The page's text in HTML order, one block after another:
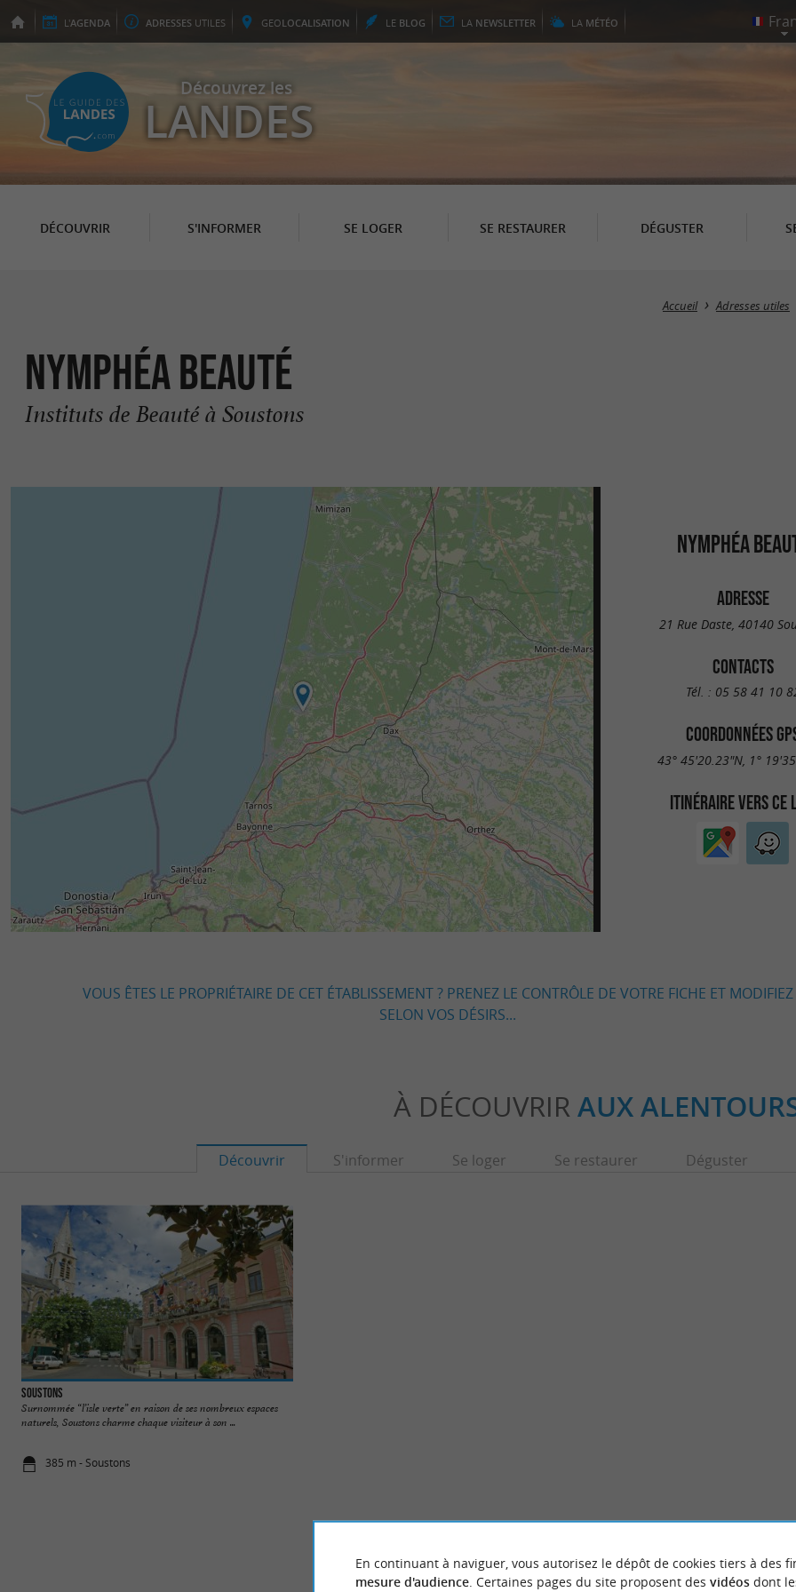
L'AGENDA ADRESSES UTILES GEOLOCALISATION LE BLOG LA NEWSLETTER LA MÉTÉO
Découvrez les
LANDES
DÉCOUVRIR S'INFORMER SE LOGER SE RESTAURER DÉGUSTER
Accueil Adresses utiles
Nymphéa Beauté
Instituts de Beauté à Soustons
NYMPHÉA
ADRESSE
21 Rue Daste, 40140
CONTACTS
Tél. : 05 58 41 10
COORDONNÉES
43° 45'20.23"N, 1°
ITINÉRAIRE VERS CE
VOUS ÊTES LE PROPRIÉTAIRE DE CET ÉTABLISSEMENT ? PRENEZ LE CONTRÔLE DE VOTRE FICHE ET
SELON VOS DÉSIRS...
À DÉCOUVRIR AUX
Découvrir S'informer Se loger Se restaurer Déguster
Soustons
Surnommée “l’isle verte” en raison de ses nombreux espaces
naturels, Soustons charme chaque visiteur à son ...
385 m - Soustons
En continuant à naviguer, vous autorisez le dépôt de cookies tiers à des
mesure d'audience. Certaines pages du site proposent des vidéosdont